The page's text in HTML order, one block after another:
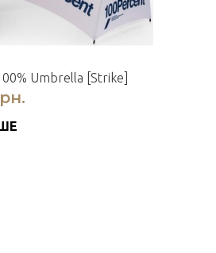
Umbrella [Strike]